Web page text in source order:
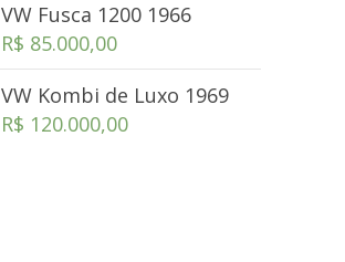
VW Fusca 1200 1966
R$ 85.000,00
VW Kombi de Luxo 1969
R$ 120.000,00